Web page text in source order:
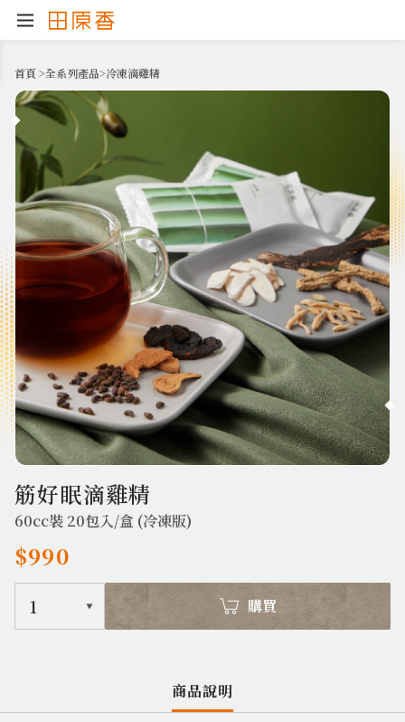
首頁>全系列產品>冷凍滴雞精
筋好眠滴雞精
60cc裝 20包入/盒 (冷凍版)
$990
1 購買
商品說明